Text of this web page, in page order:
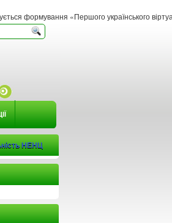
«Першого українського віртуального
НЕНЦ